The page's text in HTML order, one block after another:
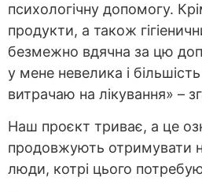
психологічну допомогу.
продукти, а також
безмежно вдячна за цю
у мене невелика і
витрачаю на лікування» –
Наш проєкт триває, а це
продовжують отримувати
люди, котрі цього